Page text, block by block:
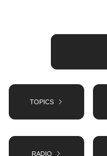
TOPICS
RADIO